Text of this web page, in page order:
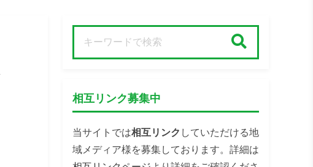
相互リンク募集中
当サイトでは相互リンク していただける地
域メディア様を募集しております。詳細は